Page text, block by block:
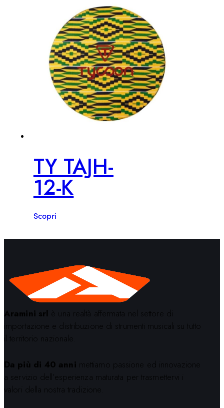
TY TAJH-
12-K
Scopri
Aramini srl è una realtà affermata nel settore di
importazione e distribuzione di strumenti musicali su tutto
il territorio nazionale.
Da più di 40 anni mettiamo passione ed innovazione
a servizio dell’esperienza maturata per trasmettervi i
valori della nostra tradizione.